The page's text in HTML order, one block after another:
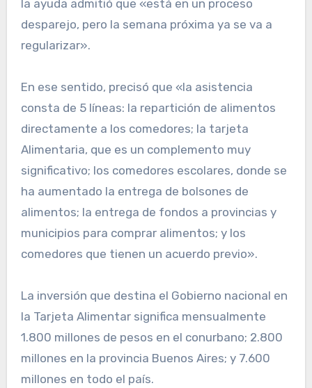
la ayuda admitió que «está en un proceso
desparejo, pero la semana próxima ya se va a
regularizar».
En ese sentido, precisó que «la asistencia
consta de 5 líneas: la repartición de alimentos
directamente a los comedores; la tarjeta
Alimentaria, que es un complemento muy
significativo; los comedores escolares, donde se
ha aumentado la entrega de bolsones de
alimentos; la entrega de fondos a provincias y
municipios para comprar alimentos; y los
comedores que tienen un acuerdo previo».
La inversión que destina el Gobierno nacional en
la Tarjeta Alimentar significa mensualmente
1.800 millones de pesos en el conurbano; 2.800
millones en la provincia Buenos Aires; y 7.600
millones en todo el país.